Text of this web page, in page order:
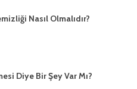
Nasıl Olmalıdır?
Diye Bir Şey Var Mı?